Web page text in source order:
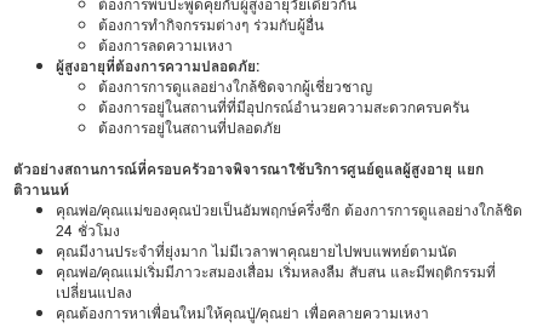
ต้องการพบปะพูดคุยกับผู้สูงอายุวัยเดียวกัน
ต้องการทำกิจกรรมต่างๆ ร่วมกับผู้อื่น
ต้องการลดความเหงา
ผู้สูงอายุที่ต้องการความปลอดภัย:
ต้องการการดูแลอย่างใกล้ชิดจากผู้เชี่ยวชาญ
ต้องการอยู่ในสถานที่ที่มีอุปกรณ์อำนวยความสะดวกครบครัน
ต้องการอยู่ในสถานที่ปลอดภัย
ตัวอย่างสถานการณ์ที่ครอบครัวอาจพิจารณาใช้บริการศูนย์ดูแลผู้สูงอายุ แยก
ติวานนท์
คุณพ่อ/คุณแม่ของคุณป่วยเป็นอัมพฤกษ์ครึ่งซีก ต้องการการดูแลอย่างใกล้ชิด
24 ชั่วโมง
คุณมีงานประจำที่ยุ่งมาก ไม่มีเวลาพาคุณยายไปพบแพทย์ตามนัด
คุณพ่อ/คุณแม่เริ่มมีภาวะสมองเสื่อม เริ่มหลงลืม สับสน และมีพฤติกรรมที่
เปลี่ยนแปลง
คุณต้องการหาเพื่อนใหม่ให้คุณปู่/คุณย่า เพื่อคลายความเหงา